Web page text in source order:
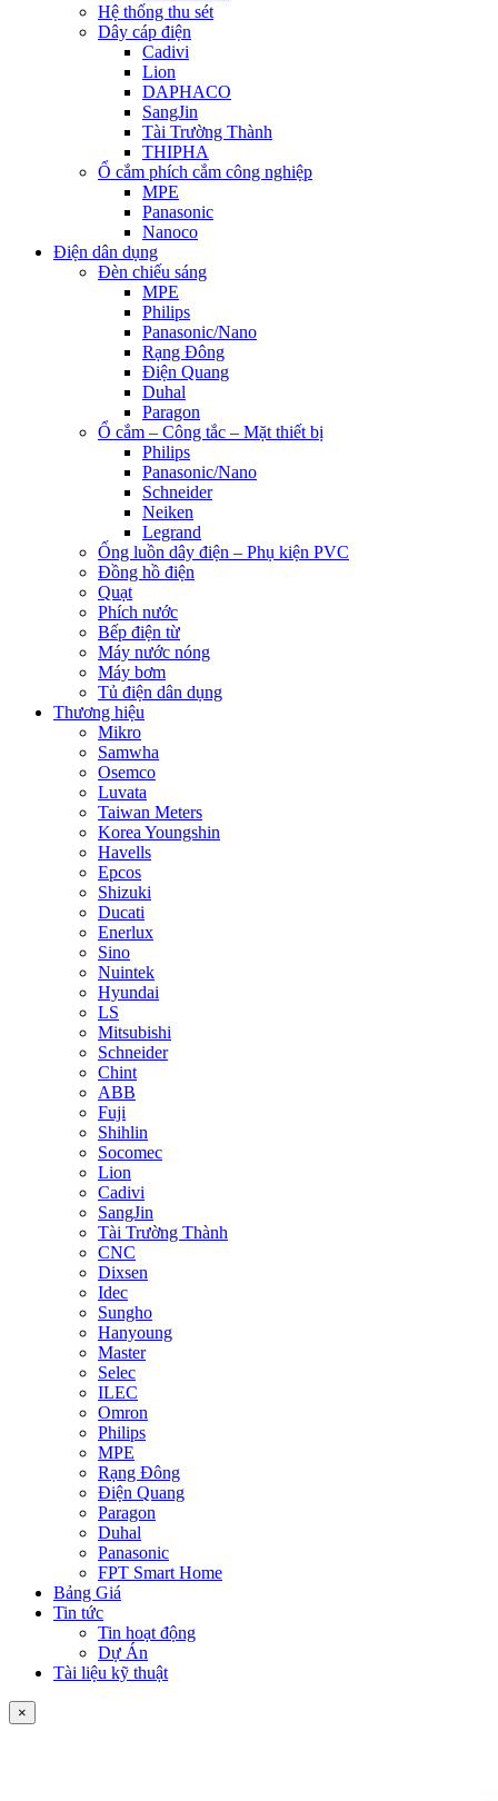
Hệ thống thu sét
Dây cáp điện
Cadivi
Lion
DAPHACO
SangJin
Tài Trường Thành
THIPHA
Ổ cắm phích cắm công nghiệp
MPE
Panasonic
Nanoco
Điện dân dụng
Đèn chiếu sáng
MPE
Philips
Panasonic/Nano
Rạng Đông
Điện Quang
Duhal
Paragon
Ổ cắm – Công tắc – Mặt thiết bị
Philips
Panasonic/Nano
Schneider
Neiken
Legrand
Ống luồn dây điện – Phụ kiện PVC
Đồng hồ điện
Quạt
Phích nước
Bếp điện từ
Máy nước nóng
Máy bơm
Tủ điện dân dụng
Thương hiệu
Mikro
Samwha
Osemco
Luvata
Taiwan Meters
Korea Youngshin
Havells
Epcos
Shizuki
Ducati
Enerlux
Sino
Nuintek
Hyundai
LS
Mitsubishi
Schneider
Chint
ABB
Fuji
Shihlin
Socomec
Lion
Cadivi
SangJin
Tài Trường Thành
CNC
Dixsen
Idec
Sungho
Hanyoung
Master
Selec
ILEC
Omron
Philips
MPE
Rạng Đông
Điện Quang
Paragon
Duhal
Panasonic
FPT Smart Home
Bảng Giá
Tin tức
Tin hoạt động
Dự Án
Tài liệu kỹ thuật
×